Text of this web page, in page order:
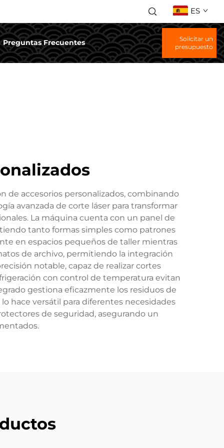
ES
Preguntas Frecuentes
Solicitar un
presupuesto
de accesorios personalizados, combinando
avanzada de corte láser para transformar
La máquina cuenta con un panel de
tanto formas simples como patrones
en espacios pequeños de taller mientras
de archivo, permitiendo la integración
notable, capaz de realizar cortes
con control de temperatura evitan
gestiona eficazmente los residuos de
hace versátil para diferentes necesidades
de seguridad, asegurando un